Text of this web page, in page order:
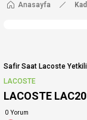
Anasayfa
Safir Saat Lacoste Yetkili
LACOSTE
LACOSTE
0 Yorum